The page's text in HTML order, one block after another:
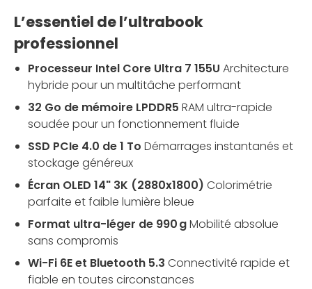
L’essentiel de l’ultrabook
professionnel
Processeur Intel Core Ultra 7 155U Architecture
hybride pour un multitâche performant
32 Go de mémoire LPDDR5 RAM ultra-rapide
soudée pour un fonctionnement fluide
SSD PCIe 4.0 de 1 To Démarrages instantanés et
stockage généreux
Écran OLED 14" 3K (2880x1800) Colorimétrie
parfaite et faible lumière bleue
Format ultra-léger de 990 gMobilité absolue
sans compromis
Wi-Fi 6E et Bluetooth 5.3 Connectivité rapide et
fiable en toutes circonstances